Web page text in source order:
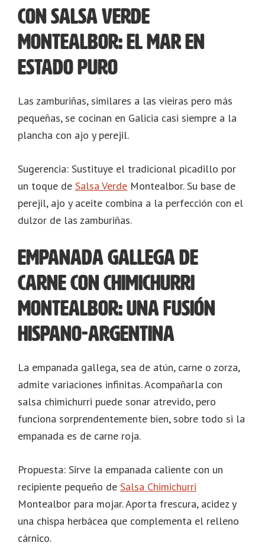
con salsa verde
Montealbor: El mar en
estado puro
Las zamburiñas, similares a las vieiras pero más
pequeñas, se cocinan en Galicia casi siempre a la
plancha con ajo y perejil.
Sugerencia: Sustituye el tradicional picadillo por
un toque de Salsa Verde Montealbor. Su base de
perejil, ajo y aceite combina a la perfección con el
dulzor de las zamburiñas.
Empanada gallega de
carne con chimichurri
Montealbor: Una fusión
hispano-argentina
La empanada gallega, sea de atún, carne o zorza,
admite variaciones infinitas. Acompañarla con
salsa chimichurri puede sonar atrevido, pero
funciona sorprendentemente bien, sobre todo si la
empanada es de carne roja.
Propuesta: Sirve la empanada caliente con un
recipiente pequeño de Salsa Chimichurri
Montealbor para mojar. Aporta frescura, acidez y
una chispa herbácea que complementa el relleno
cárnico.